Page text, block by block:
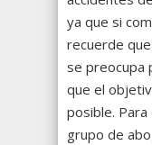
ya que si
recuerde
se preocupa
que el
posible.
grupo de